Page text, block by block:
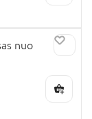
nuo